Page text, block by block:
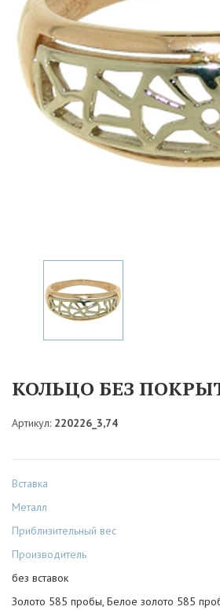
КОЛЬЦО БЕЗ
Артикул: 220226_3,74
Вставка
Металл
Приблизительный вес
Производитель
без вставок
Золото 585 пробы, Белое золото 585